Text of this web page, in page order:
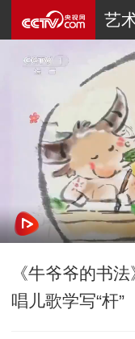
艺
《牛爷爷的书
唱儿歌学写“杆”